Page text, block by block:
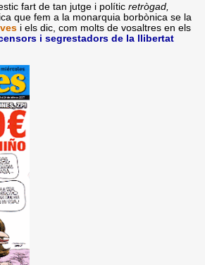
fart de tan jutge i políticretrògad,
que fem a la monarquia borbònica se la
i els dic, com molts de vosaltres en els
i segrestadors de la llibertat